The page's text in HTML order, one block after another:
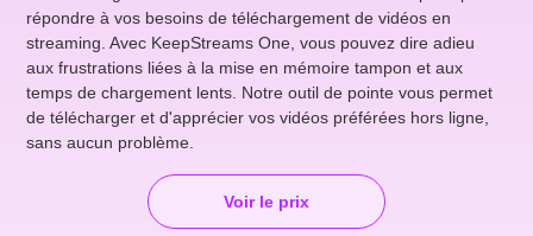
répondre à vos besoins de téléchargement de vidéos en
streaming. Avec KeepStreams One, vous pouvez dire adieu
aux frustrations liées à la mise en mémoire tampon et aux
temps de chargement lents. Notre outil de pointe vous permet
de télécharger et d'apprécier vos vidéos préférées hors ligne,
sans aucun problème.
Voir le prix